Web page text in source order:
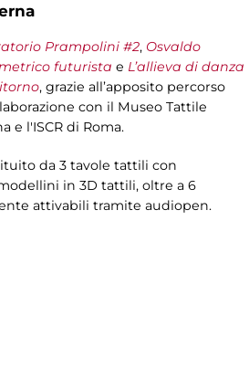
Prampolini #2, Osvaldo
futurista e L’allieva di danza
, grazie all’apposito percorso
con il Museo Tattile
e l'ISCR di Roma.
da 3 tavole tattili con
in 3D tattili, oltre a 6
attivabili tramite audiopen.